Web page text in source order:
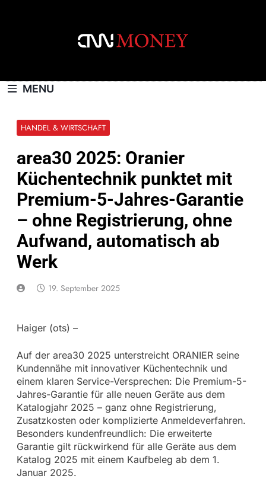
MENU
HANDEL & WIRTSCHAFT
area30 2025: Oranier
Küchentechnik punktet mit
Premium-5-Jahres-Garantie
– ohne Registrierung, ohne
Aufwand, automatisch ab
Werk
19. September 2025
Haiger (ots) –
Auf der area30 2025 unterstreicht ORANIER seine
Kundennähe mit innovativer Küchentechnik und
einem klaren Service-Versprechen: Die Premium-5-
Jahres-Garantie für alle neuen Geräte aus dem
Katalogjahr 2025 – ganz ohne Registrierung,
Zusatzkosten oder komplizierte Anmeldeverfahren.
Besonders kundenfreundlich: Die erweiterte
Garantie gilt rückwirkend für alle Geräte aus dem
Katalog 2025 mit einem Kaufbeleg ab dem 1.
Januar 2025.